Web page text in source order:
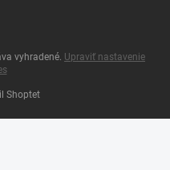
Shoptet
vyhradené. Upraviť nastavenie